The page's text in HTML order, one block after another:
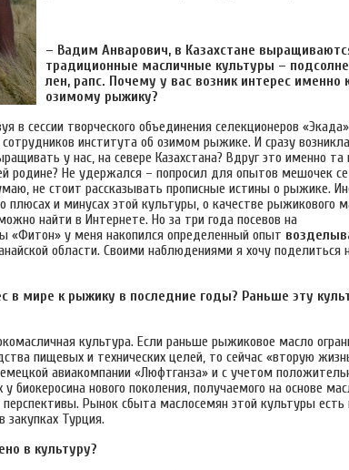
– Вадим Анварович, в Казахстане
традиционные масличные культуры –
лен, рапс. Почему у вас возник интерес именно
озимому рыжику?
в сессии творческого объединения селекционеров
института об озимом рыжике. И сразу
у нас, на севере Казахстана? Вдруг это именно та
родине? Не удержался – попросил для опытов мешочек
не стоит рассказывать прописные истины о рыжике.
плюсах и минусах этой культуры, о качестве рыжикового
найти в Интернете. Но за три года посевов на
«Фитон» у меня накопился определенный опыт
области. Своими наблюдениями я хочу поделиться
в мире к рыжику в последние годы? Раньше эту
культура. Если раньше рыжиковое масло
пищевых и технических целей, то сейчас «вторую
авиакомпании «Люфтганза» и с учетом
биокеросина нового поколения, получаемого на основе
Рынок сбыта маслосемян этой культуры есть
закупках Турция.
в культуру?